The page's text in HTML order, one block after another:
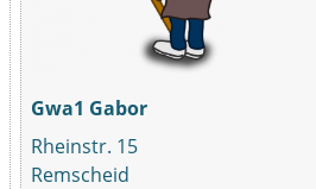
Gwa1 Gabor
Rheinstr. 15
Remscheid